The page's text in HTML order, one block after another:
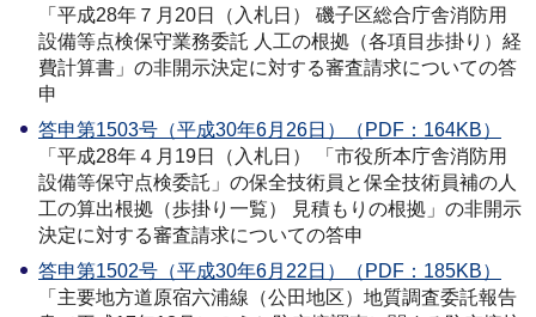
「平成28年７月20日（入札日） 磯子区総合庁舎消防用
設備等点検保守業務委託 人工の根拠（各項目歩掛り）経
費計算書」の非開示決定に対する審査請求についての答
申
答申第1503号（平成30年6月26日）（PDF：164KB）
「平成28年４月19日（入札日） 「市役所本庁舎消防用
設備等保守点検委託」の保全技術員と保全技術員補の人
工の算出根拠（歩掛り一覧） 見積もりの根拠」の非開示
決定に対する審査請求についての答申
答申第1502号（平成30年6月22日）（PDF：185KB）
「主要地方道原宿六浦線（公田地区）地質調査委託報告